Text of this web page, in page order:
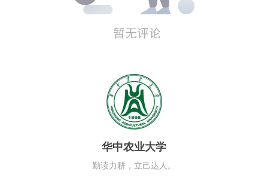
华中农业大学
勤读力耕，立己达人。